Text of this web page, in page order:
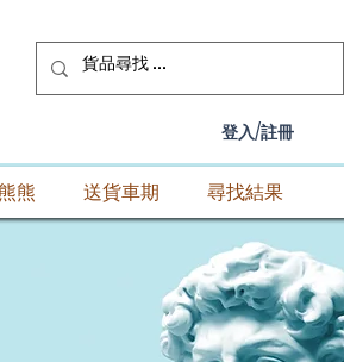
登入/註冊
熊 送貨車期 尋找結果